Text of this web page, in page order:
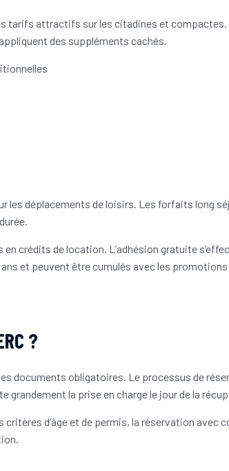
tarifs attractifs sur les citadines et compactes.
des suppléments cachés.
les déplacements de loisirs. Les forfaits long
crédits de location. L’adhésion gratuite
et peuvent être cumulés avec les
?
documents obligatoires. Le processus de
la prise en charge le jour de la
d’âge et de permis, la réservation avec